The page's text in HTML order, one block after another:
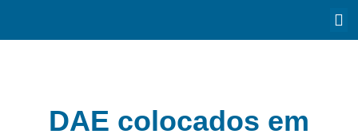
DAE colocados em